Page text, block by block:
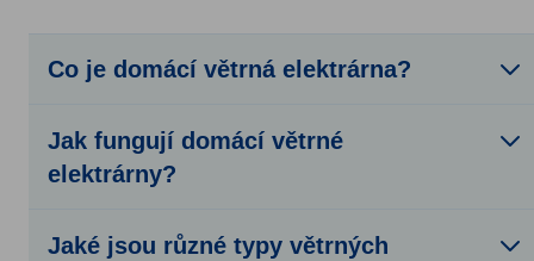
Co je domácí větrná elektrárna?
Jak fungují domácí větrné
elektrárny?
Jaké jsou různé typy větrných